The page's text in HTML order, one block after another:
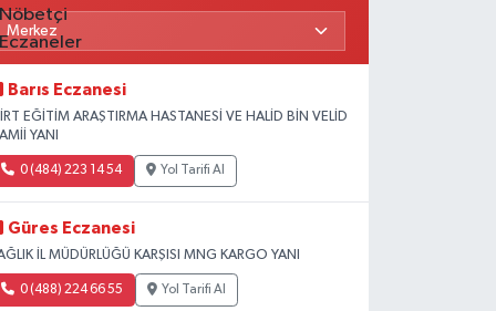
Barıs Eczanesi
EĞİTİM ARAŞTIRMA HASTANESİ VE HALİD BİN VELİD
YANI
0 (484) 223 14 54 Yol Tarifi Al
Güres Eczanesi
İL MÜDÜRLÜĞÜ KARŞISI MNG KARGO YANI
0 (488) 224 66 55 Yol Tarifi Al